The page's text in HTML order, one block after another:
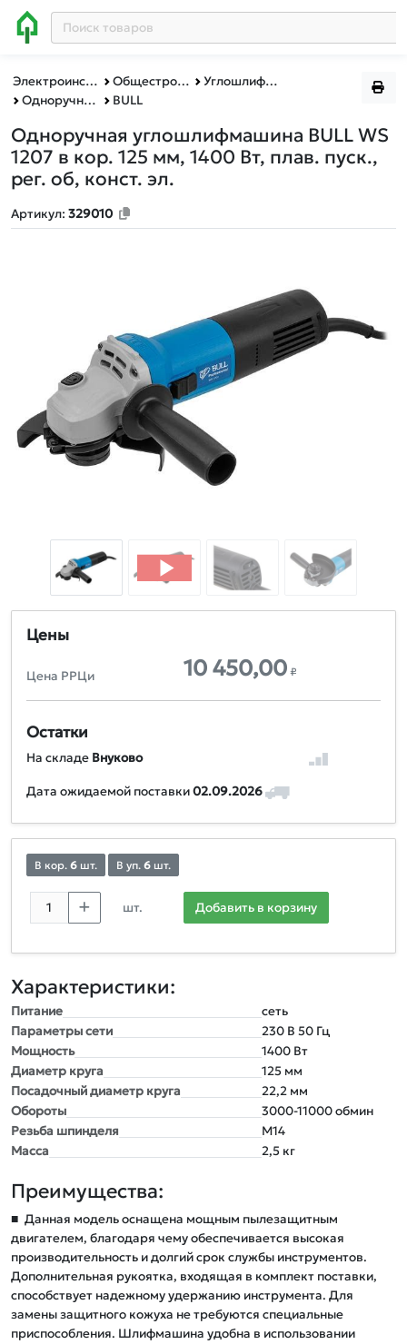
Электроинструменты BULL, MOLOT, WORTEX, ФИОЛЕНТ Общестроительный инструмент
Углошлифмашины
Одноручные углошлифмашины
BULL
Одноручная углошлифмашина BULL WS
1207 в кор. 125 мм, 1400 Вт, плав. пуск.,
рег. об, конст. эл.
Артикул: 329010
Цены
Цена РРЦи 10 450,00 ₽
Остатки
На складе Внуково
Дата ожидаемой поставки02.09.2026
В кор. 6 шт. В уп. 6 шт.
шт. Добавить в корзину
Характеристики:
Питание
сеть
Параметры сети
230 В 50 Гц
Мощность
1400 Вт
Диаметр круга
125 мм
Посадочный диаметр круга
22,2 мм
Обороты
3000-11000 обмин
Резьба шпинделя
M14
Масса
2,5 кг
Преимущества:
■ Данная модель оснащена мощным пылезащитным
двигателем, благодаря чему обеспечивается высокая
производительность и долгий срок службы инструментов.
Дополнительная рукоятка, входящая в комплект поставки,
способствует надежному удержанию инструмента. Для
замены защитного кожуха не требуются специальные
приспособления. Шлифмашина удобна в использовании